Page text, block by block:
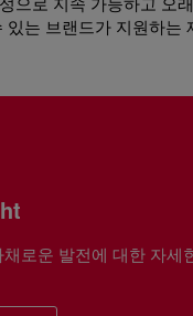
있는 브랜드가 지원하는
로운 발전에 대한 자세